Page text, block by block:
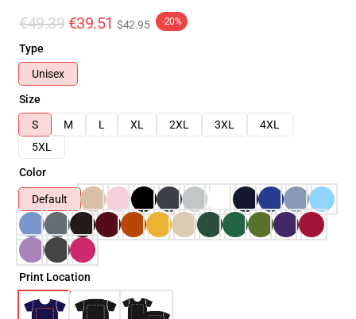
€49.39 €39.51 $42.95 -20%
Type
Unisex
Size
S
M L XL 2XL 3XL
4XL
5XL
Color
Default
Print Location